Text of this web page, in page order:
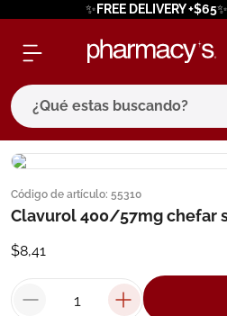
✨FREE DELIVERY
¿Qué estas buscando?
Código de artículo: 55310
Clavurol 400/57mg chefar
$8,41
términos más buscados
1. eucerin
pilexil